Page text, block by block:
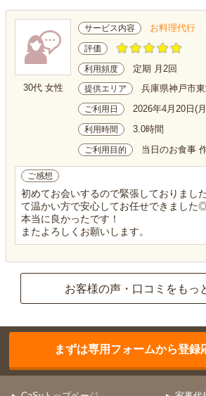
30代 女性
サービス内容 お料理代行
評価
利用頻度 定期 月2回
提供エリア 兵庫県神戸市
ご利用日 2026年4月20日(
利用時間 3.0時間
ご利用目的 当日のお食事
ご感想
初めてお会いするので緊張しておりまし
て温かい方で安心してお任せできました
本当に良かったです！
またよろしくお願いします。
お客様の声・口コミをもっ
まずは専用フォームから登録